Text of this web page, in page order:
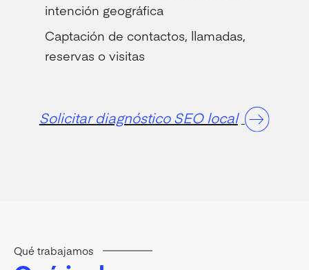
intención geográfica
Captación de contactos, llamadas,
reservas o visitas
Solicitar diagnóstico SEO local
Qué trabajamos